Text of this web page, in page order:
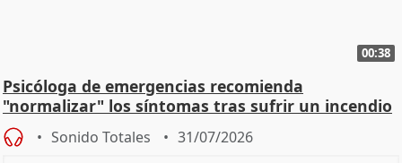
00:38
Psicóloga de emergencias recomienda
"normalizar" los síntomas tras sufrir un incendio
Sonido Totales 31/07/2026